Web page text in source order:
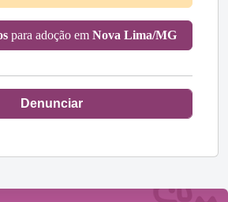
para adoção em Nova Lima/MG
Denunciar